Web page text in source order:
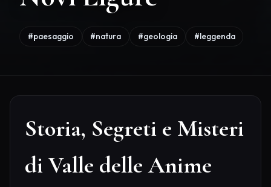
#paesaggio #natura #geologia #leggenda
Storia, Segreti e Misteri
di Valle delle Anime